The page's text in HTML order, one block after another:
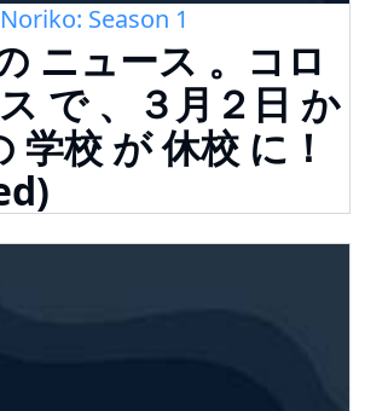
Season 1
ニュース 。コロ
で 、３月２日 か
学校 が 休校 に！